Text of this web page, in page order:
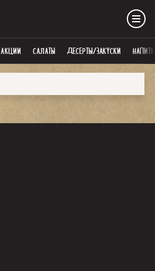
AКЦИИ САЛАТЫ ДЕСЕРТЫ/ЗАКУСКИ